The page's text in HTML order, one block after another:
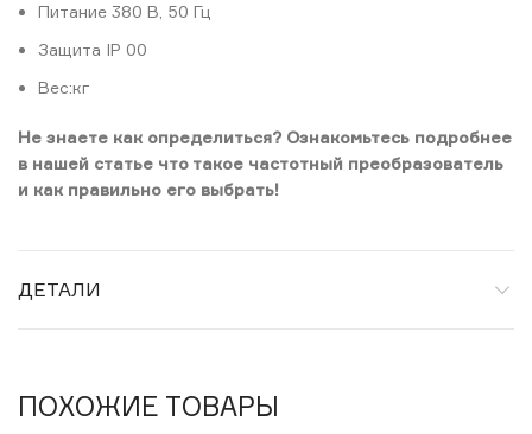
Питание 380 В, 50 Гц
Защита IP 00
Вес:кг
Не знаете как определиться? Ознакомьтесь подробнее
в нашей статье что такое частотный преобразователь
и как правильно его выбрать!
ДЕТАЛИ
ПОХОЖИЕ ТОВАРЫ